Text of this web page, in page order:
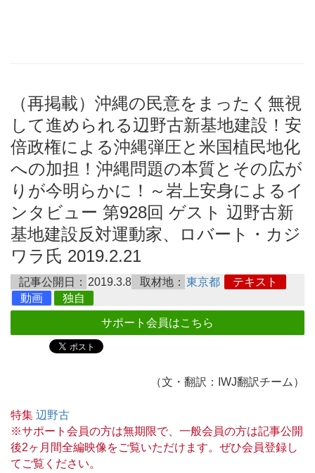
（再掲載）沖縄の民意をまったく無視
して進められる辺野古新基地建設！安
倍政権による沖縄弾圧と米国植民地化
への加担！沖縄問題の本質とその広が
りが今明らかに！～岩上安身によるイ
ンタビュー 第928回 ゲスト 辺野古新
基地建設反対運動家、ロバート・カジ
ワラ氏 2019.2.21
記事公開日： 2019.3.8 取材地： 東京都
テキスト
動画
独自
サポート会員はこちら
（文・翻訳：IWJ翻訳チーム）
特集 辺野古
※サポート会員の方は無期限で、一般会員の方は記事公開
後2ヶ月間全編映像をご覧いただけます。ぜひ会員登録し
てご覧ください。